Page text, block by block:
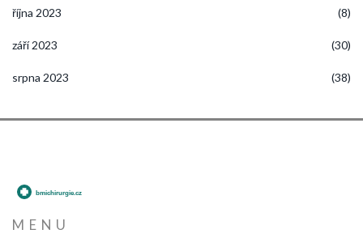
října 2023 (8)
září 2023 (30)
srpna 2023 (38)
MENU